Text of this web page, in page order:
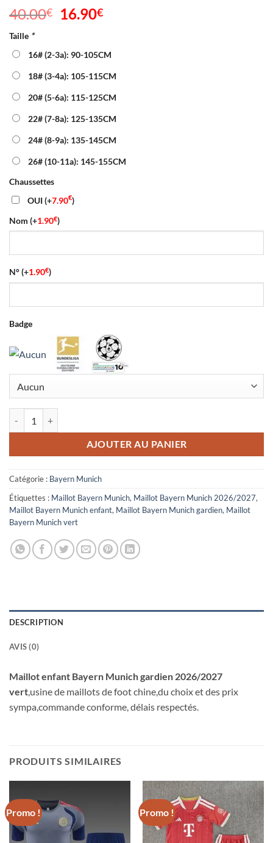
40.00€
Le
était :
40.00€.
16.90€
est :
16.90€.
Taille *
16# (2-3a): 90-105CM
18# (3-4a): 105-115CM
20# (5-6a): 115-125CM
22# (7-8a): 125-135CM
24# (8-9a): 135-145CM
26# (10-11a): 145-155CM
Chaussettes
OUI(+7.90€)
Nom (+1.90€)
N°(+1.90€)
Badge
AJOUTER AU PANIER
Catégorie : Bayern Munich
Étiquettes : Maillot Bayern Munich, Maillot Bayern Munich 2026/2027,
Maillot Bayern Munich enfant, Maillot Bayern Munich gardien, Maillot
Bayern Munich vert
DESCRIPTION
AVIS (0)
Maillot enfant Bayern Munich gardien 2026/2027
vert,usine de maillots de foot chine,du choix et des prix
sympa,commande conforme, délais respectés.
PRODUITS SIMILAIRES
Promo ! Promo !